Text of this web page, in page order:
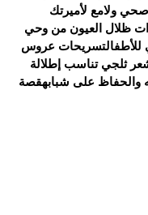
ولامع لأميرتك
ظلال العيون من وحي
تسريحات عروس
ثلجي تناسب إطلالة
والحفاظ على شبابهقصة